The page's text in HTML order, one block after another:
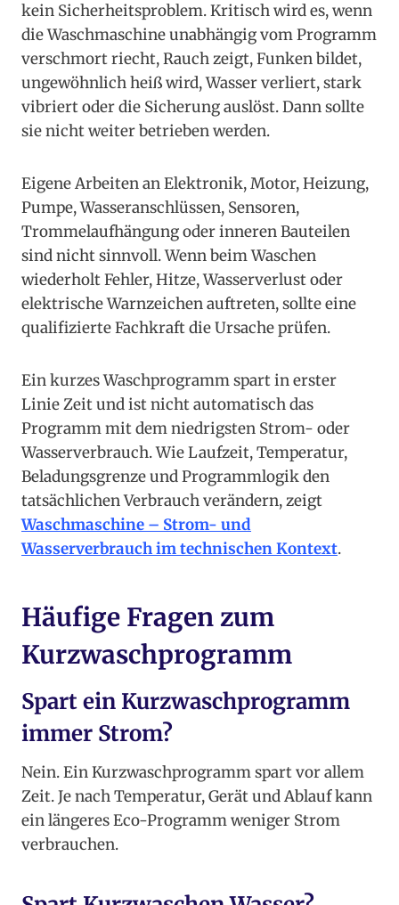
kein Sicherheitsproblem. Kritisch wird es, wenn
die Waschmaschine unabhängig vom Programm
verschmort riecht, Rauch zeigt, Funken bildet,
ungewöhnlich heiß wird, Wasser verliert, stark
vibriert oder die Sicherung auslöst. Dann sollte
sie nicht weiter betrieben werden.
Eigene Arbeiten an Elektronik, Motor, Heizung,
Pumpe, Wasseranschlüssen, Sensoren,
Trommelaufhängung oder inneren Bauteilen
sind nicht sinnvoll. Wenn beim Waschen
wiederholt Fehler, Hitze, Wasserverlust oder
elektrische Warnzeichen auftreten, sollte eine
qualifizierte Fachkraft die Ursache prüfen.
Ein kurzes Waschprogramm spart in erster
Linie Zeit und ist nicht automatisch das
Programm mit dem niedrigsten Strom- oder
Wasserverbrauch. Wie Laufzeit, Temperatur,
Beladungsgrenze und Programmlogik den
tatsächlichen Verbrauch verändern, zeigt
Waschmaschine – Strom- und
Wasserverbrauch im technischen Kontext.
Häufige Fragen zum
Kurzwaschprogramm
Spart ein Kurzwaschprogramm
immer Strom?
Nein. Ein Kurzwaschprogramm spart vor allem
Zeit. Je nach Temperatur, Gerät und Ablauf kann
ein längeres Eco-Programm weniger Strom
verbrauchen.